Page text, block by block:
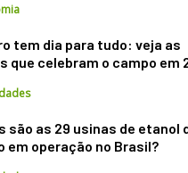
tem dia para tudo: veja as
que celebram o campo em
são as 29 usinas de etanol
em operação no Brasil?